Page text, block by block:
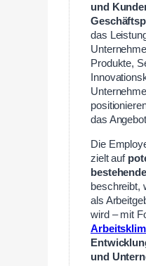
und
das
Produkte,
das
Die
zielt auf
beschreibt,
als
wird – mit
und